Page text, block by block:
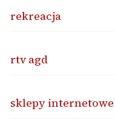
rekreacja
rtv agd
sklepy internetowe